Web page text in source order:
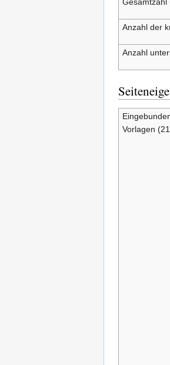
Anzahl der
Anzahl
Vorlagen